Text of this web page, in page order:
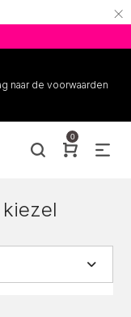
×
naar de voorwaarden
0